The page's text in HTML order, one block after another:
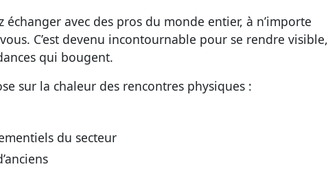
échanger avec des pros du monde entier, à n’importe
C’est devenu incontournable pour se rendre visible,
qui bougent.
sur la chaleur des rencontres physiques :
du secteur